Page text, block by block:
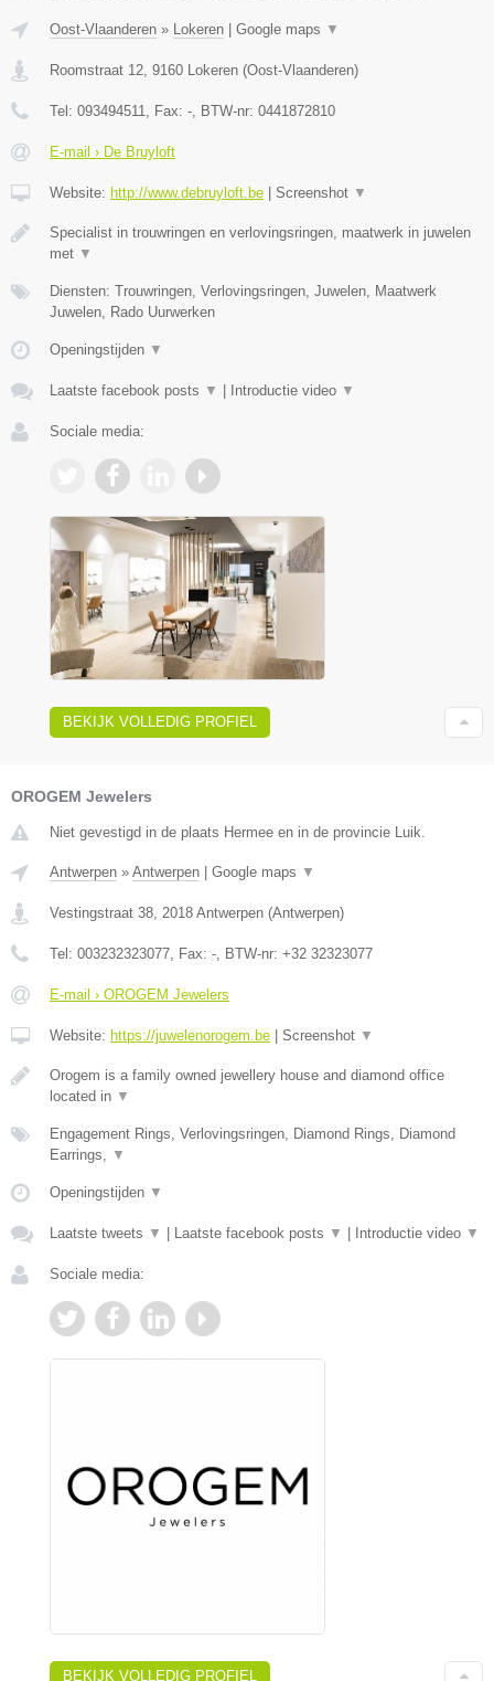
Oost-Vlaanderen » Lokeren Google maps ▼
Roomstraat 12, 9160 Lokeren (Oost-Vlaanderen)
Tel: 093494511, Fax: -, BTW-nr: 0441872810
E-mail › De Bruyloft
Website: http://www.debruyloft.be Screenshot ▼
Specialist in trouwringen en verlovingsringen, maatwerk in juwelen
met ▼
Diensten: Trouwringen, Verlovingsringen, Juwelen, Maatwerk
Juwelen, Rado Uurwerken
Openingstijden ▼
Laatste facebook posts ▼ Introductie video ▼
Sociale media:
BEKIJK VOLLEDIG PROFIEL
OROGEM Jewelers
Niet gevestigd in de plaats Hermee en in de provincie Luik.
Antwerpen » Antwerpen Google maps ▼
Vestingstraat 38, 2018 Antwerpen (Antwerpen)
Tel: 003232323077, Fax: -, BTW-nr: +32 32323077
E-mail › OROGEM Jewelers
Website: https://juwelenorogem.be Screenshot ▼
Orogem is a family owned jewellery house and diamond office
located in ▼
Engagement Rings, Verlovingsringen, Diamond Rings, Diamond
Earrings, ▼
Openingstijden ▼
Laatste tweets ▼ Laatste facebook posts ▼ Introductie video ▼
Sociale media:
BEKIJK VOLLEDIG PROFIEL